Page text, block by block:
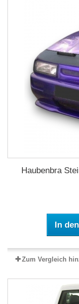
Haubenbra
In
Zum Vergleich